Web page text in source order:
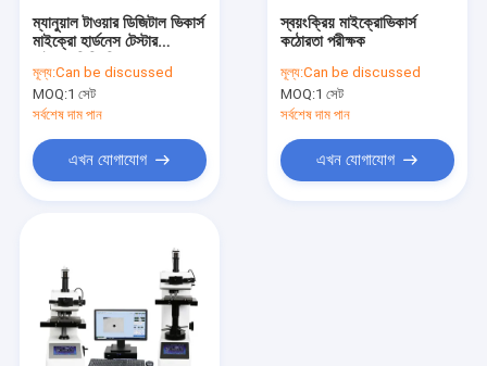
ভিডিও
আমাদের সম্বন্ধে
ম্যানুয়াল টাওয়ার ডিজিটাল ভিকার্স
মাইক্রো হার্ডনেস টেস্টার
সিরিজ
মূল্য:Can be discussed
MOQ:1 সেট
সর্বশেষ দাম পান
এখন যোগাযোগ
স্বয়ংক্রিয় মাইক্রোভিকার্স
কঠোরতা পরীক্ষক
মূল্য:Can be discussed
MOQ:1 সেট
সর্বশেষ দাম পান
এখন যোগাযোগ